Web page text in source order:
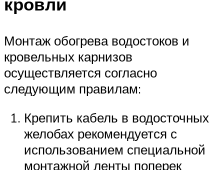
Монтаж обогрева водостоков и
кровельных карнизов
осуществляется согласно
следующим правилам:
Крепить кабель в водосточных
желобах рекомендуется с
использованием специальной
монтажной ленты поперек